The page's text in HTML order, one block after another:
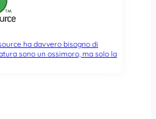
ha davvero bisogno di
sono un ossimoro, ma solo la